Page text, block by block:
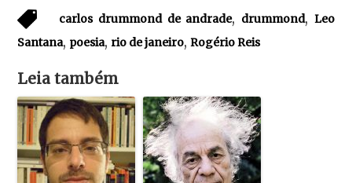
carlos drummond de andrade, drummond, Leo
Santana, poesia, rio de janeiro,Rogério Reis
Leia também